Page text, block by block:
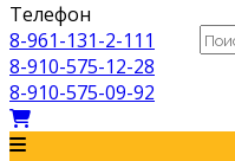
Телефон
8-961-131-2-111
8-910-575-12-28
8-910-575-09-92